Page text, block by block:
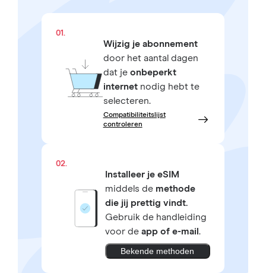
01.
Wijzig je abonnement
door het aantal dagen
dat je onbeperkt
internetnodig hebt te
selecteren.
Compatibiliteitslijst
controleren
02.
Installeer je eSIM
middels de methode
die jij prettig vindt.
Gebruik de handleiding
voor de app of e-mail .
Bekende methoden